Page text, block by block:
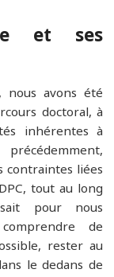
et ses
nous avons été
doctoral, à
inhérentes à
contraintes liées
tout au long
pour nous
de
rester au
le dedans de